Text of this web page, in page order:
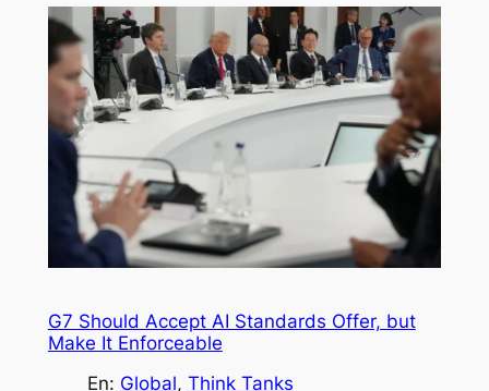
G7 Should Accept AI Standards Offer, but
Make It Enforceable
En: Global, Think Tanks